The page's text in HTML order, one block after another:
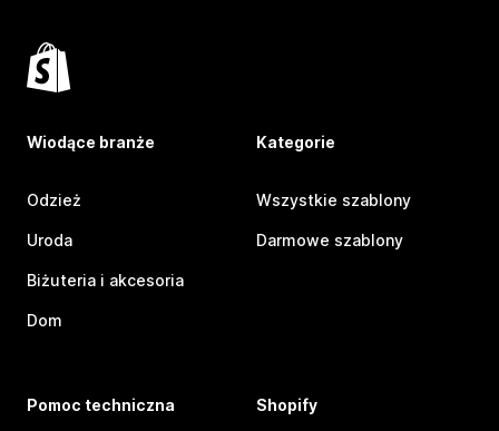
Wiodące branże
Odzież
Uroda
Biżuteria i akcesoria
Dom
Kategorie
Wszystkie szablony
Darmowe szablony
Pomoc techniczna Shopify